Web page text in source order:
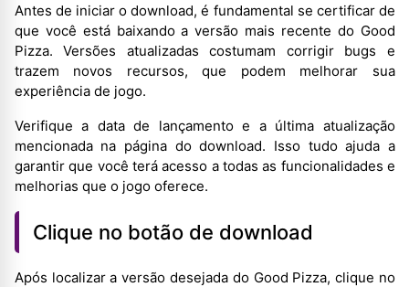
Antes de iniciar o download, é fundamental se certificar de
que você está baixando a versão mais recente do Good
Pizza. Versões atualizadas costumam corrigir bugs e
trazem novos recursos, que podem melhorar sua
experiência de jogo.
Verifique a data de lançamento e a última atualização
mencionada na página do download. Isso tudo ajuda a
garantir que você terá acesso a todas as funcionalidades e
melhorias que o jogo oferece.
Clique no botão de download
Após localizar a versão desejada do Good Pizza, clique no